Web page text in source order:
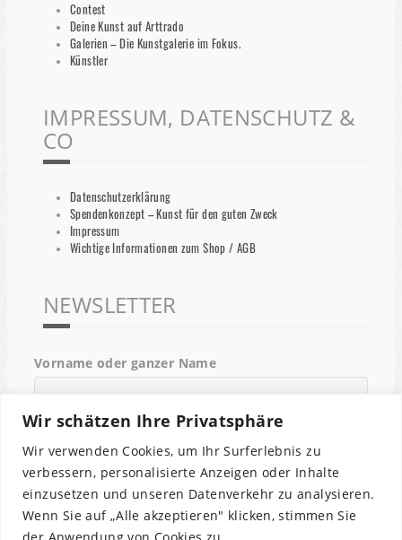
Wir schätzen Ihre Privatsphäre
Wir verwenden Cookies, um Ihr Surferlebnis zu
verbessern, personalisierte Anzeigen oder Inhalte
einzusetzen und unseren Datenverkehr zu analysieren.
Wenn Sie auf „Alle akzeptieren" klicken, stimmen Sie
der Anwendung von Cookies zu.
Contest
Deine Kunst auf Arttrado
Galerien – Die Kunstgalerie im Fokus.
Künstler
IMPRESSUM, DATENSCHUTZ &
CO
Datenschutzerklärung
Spendenkonzept – Kunst für den guten Zweck
Impressum
Wichtige Informationen zum Shop / AGB
NEWSLETTER
Vorname oder ganzer Name
Email
Indem Du fortfährst, akzeptierst Du unsere
Datenschutzerklärung.